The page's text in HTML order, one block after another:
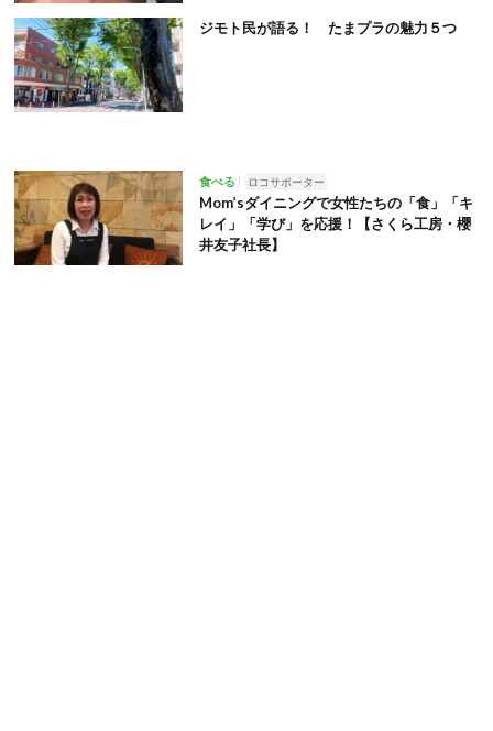
ジモト民が語る！ たまプラの魅力５つ
食べる ロコサポーター
Mom’sダイニングで女性たちの「食」「キ
レイ」「学び」を応援！【さくら工房・櫻
井友子社長】